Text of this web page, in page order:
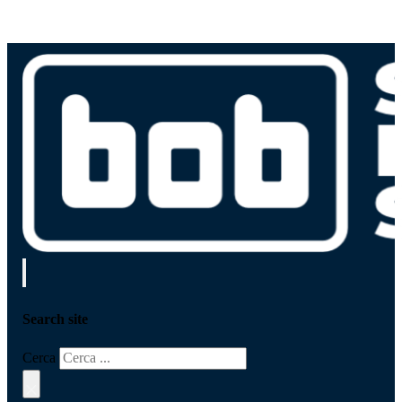
Search site
Cerca
×